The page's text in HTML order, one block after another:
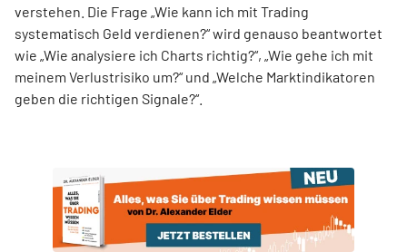
verstehen. Die Frage „Wie kann ich mit Trading
systematisch Geld verdienen?“ wird genauso beantwortet
wie „Wie analysiere ich Charts richtig?“, „Wie gehe ich mit
meinem Verlustrisiko um?“ und „Welche Marktindikatoren
geben die richtigen Signale?“.